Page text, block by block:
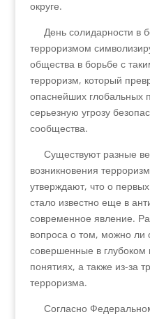
округе.
День солидарности в
терроризмом
общества в борьбе с
терроризм, который
опаснейших глобальных
серьезную угрозу
сообщества.
Существуют разные
возникновения
утверждают, что о
стало известно еще в
современное явление.
вопроса о том, можно ли
совершенные в
понятиях, а также из-за
терроризма.
Согласно